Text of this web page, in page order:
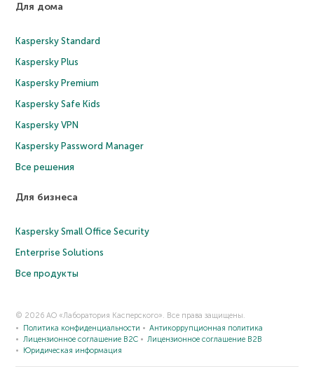
Для дома
Kaspersky Standard
Kaspersky Plus
Kaspersky Premium
Kaspersky Safe Kids
Kaspersky VPN
Kaspersky Password Manager
Все решения
Для бизнеса
Kaspersky Small Office Security
Enterprise Solutions
Все продукты
© 2026 АО «Лаборатория Касперского». Все права защищены.
Политика конфиденциальности
Антикоррупционная политика
Лицензионное соглашение B2C
Лицензионное соглашение B2B
Юридическая информация